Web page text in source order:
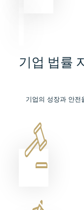
기업 법률
기업의 성장과 안전